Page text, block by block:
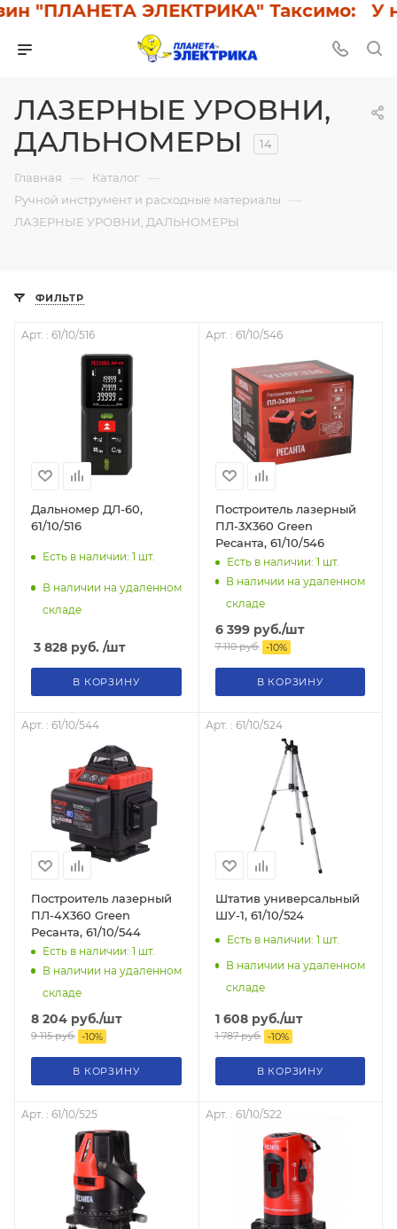
"ПЛАНЕТА ЭЛЕКТРИКА" Таксимо: У
ЛАЗЕРНЫЕ УРОВНИ,
ДАЛЬНОМЕРЫ
14
Главная — Каталог —
Ручной инструмент и расходные материалы —
ЛАЗЕРНЫЕ УРОВНИ, ДАЛЬНОМЕРЫ
ФИЛЬТР
Арт. : 61/10/516
Дальномер ДЛ-60,
61/10/516
Есть в наличии: 1 шт.
В наличии на удаленном
складе
3 828 руб. /шт
В КОРЗИНУ
Арт. : 61/10/546
Построитель лазерный
ПЛ-3Х360 Green
Ресанта, 61/10/546
Есть в наличии: 1 шт.
В наличии на удаленном
складе
6 399руб./шт
7 110руб. -10%
В КОРЗИНУ
Арт. : 61/10/544
Построитель лазерный
ПЛ-4Х360 Green
Ресанта, 61/10/544
Есть в наличии: 1 шт.
В наличии на удаленном
складе
8 204 руб./шт
9 115руб. -10%
В КОРЗИНУ
Арт. : 61/10/524
Штатив универсальный
ШУ-1, 61/10/524
Есть в наличии: 1 шт.
В наличии на удаленном
складе
1 608руб./шт
1 787руб. -10%
В КОРЗИНУ
Арт. : 61/10/525 Арт. : 61/10/522